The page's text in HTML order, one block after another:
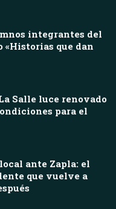
integrantes del
que dan
Salle luce renovado
para el
ante Zapla: el
que vuelve a